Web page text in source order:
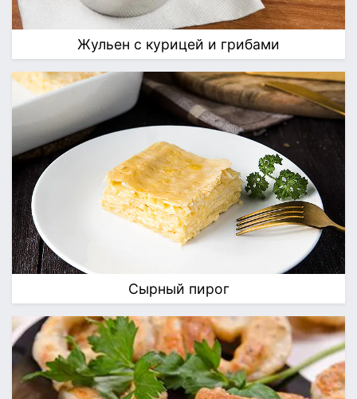
Жульен с курицей и грибами
Сырный пирог